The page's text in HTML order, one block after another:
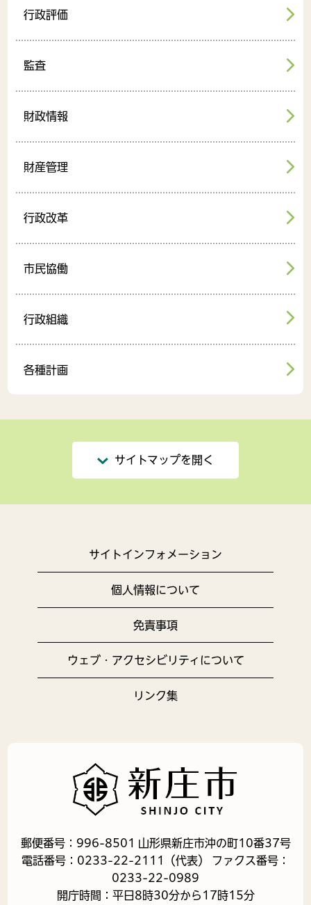
行政評価
監査
財政情報
財産管理
行政改革
市民協働
行政組織
各種計画
サイトマップを開く
サイトインフォメーション
個人情報について
免責事項
ウェブ・アクセシビリティについて
リンク集
郵便番号：996-8501 山形県新庄市沖の町10番37号
電話番号：0233-22-2111（代表） ファクス番号：
0233-22-0989
開庁時間：平日8時30分から17時15分